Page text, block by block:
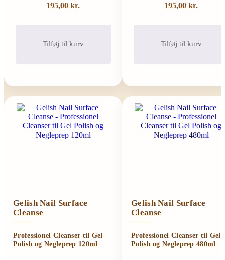
195,00 kr.
Tilføj til kurv
195,00 kr.
Tilføj til kurv
Gelish Nail Surface
Cleanse
Professionel Cleanser til Gel
Polish og Negleprep 120ml
Gelish Nail Surface
Cleanse
Professionel Cleanser til Gel
Polish og Negleprep 480ml